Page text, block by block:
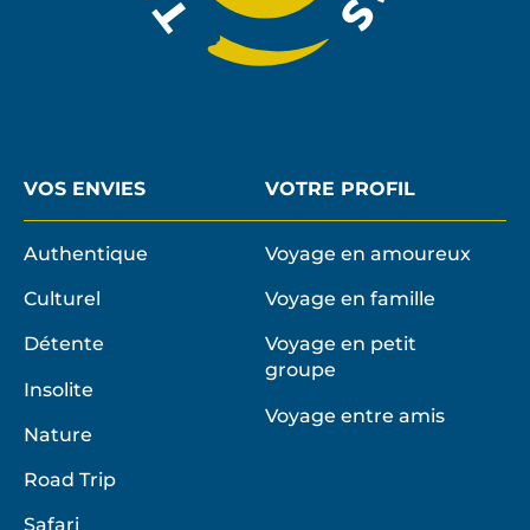
VOS ENVIES
Authentique
Culturel
Détente
Insolite
Nature
Road Trip
Safari
VOTRE PROFIL
Voyage en amoureux
Voyage en famille
Voyage en petit
groupe
Voyage entre amis